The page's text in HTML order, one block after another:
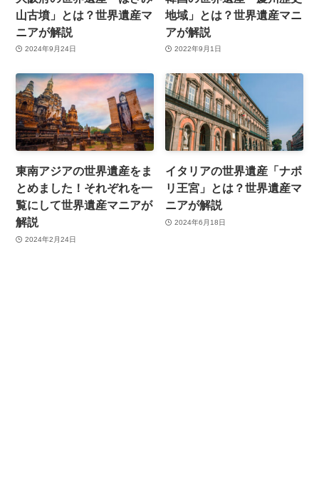
山古墳」とは？世界遺産マ
ニアが解説
2024年9月24日
地域」とは？世界遺産マニ
アが解説
2022年9月1日
東南アジアの世界遺産をま
とめました！それぞれを一
覧にして世界遺産マニアが
解説
2024年2月24日
イタリアの世界遺産「ナポ
リ王宮」とは？世界遺産マ
ニアが解説
2024年6月18日